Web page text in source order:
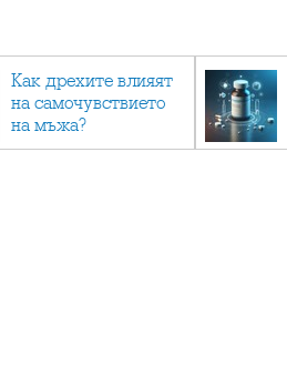
Как дрехите влияят
на самочувствието
на мъжа?